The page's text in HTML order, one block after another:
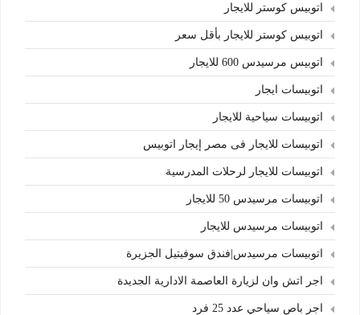
اتوبيس كوستر للايجار
اتوبيس كوستر للايجار بأقل سعر
اتوبيس مرسيدس 600 للايجار
اتوبيسات ايجار
اتوبيسات سياحية للايجار
اتوبيسات للايجار فى مصر إيجار اتوبيس
اتوبيسات للايجار لرحلات المدرسية
اتوبيسات مرسيدس 50 للايجار
اتوبيسات مرسيدس للايجار
اتوبيسات مرسيدس|فندق سوفيتيل الجزيرة
اجر اتش وان لزيارة العاصمة الادارية الجديدة
اجر باص سياحي عدد 25 فرد